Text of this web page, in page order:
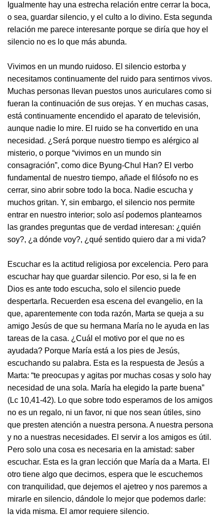
Igualmente hay una estrecha relación entre cerrar la boca,
o sea, guardar silencio, y el culto a lo divino. Esta segunda
relación me parece interesante porque se diría que hoy el
silencio no es lo que más abunda.
Vivimos en un mundo ruidoso. El silencio estorba y
necesitamos continuamente del ruido para sentirnos vivos.
Muchas personas llevan puestos unos auriculares como si
fueran la continuación de sus orejas. Y en muchas casas,
está continuamente encendido el aparato de televisión,
aunque nadie lo mire. El ruido se ha convertido en una
necesidad. ¿Será porque nuestro tiempo es alérgico al
misterio, o porque “vivimos en un mundo sin
consagración”, como dice Byung-Chul Han? El verbo
fundamental de nuestro tiempo, añade el filósofo no es
cerrar, sino abrir sobre todo la boca. Nadie escucha y
muchos gritan. Y, sin embargo, el silencio nos permite
entrar en nuestro interior; solo así podemos plantearnos
las grandes preguntas que de verdad interesan: ¿quién
soy?, ¿a dónde voy?, ¿qué sentido quiero dar a mi vida?
Escuchar es la actitud religiosa por excelencia. Pero para
escuchar hay que guardar silencio. Por eso, si la fe en
Dios es ante todo escucha, solo el silencio puede
despertarla. Recuerden esa escena del evangelio, en la
que, aparentemente con toda razón, Marta se queja a su
amigo Jesús de que su hermana María no le ayuda en las
tareas de la casa. ¿Cuál el motivo por el que no es
ayudada? Porque María está a los pies de Jesús,
escuchando su palabra. Esta es la respuesta de Jesús a
Marta: “te preocupas y agitas por muchas cosas y solo hay
necesidad de una sola. María ha elegido la parte buena”
(Lc 10,41-42). Lo que sobre todo esperamos de los amigos
no es un regalo, ni un favor, ni que nos sean útiles, sino
que presten atención a nuestra persona. A nuestra persona
y no a nuestras necesidades. El servir a los amigos es útil.
Pero solo una cosa es necesaria en la amistad: saber
escuchar. Esta es la gran lección que María da a Marta. El
otro tiene algo que decirnos, espera que le escuchemos
con tranquilidad, que dejemos el ajetreo y nos paremos a
mirarle en silencio, dándole lo mejor que podemos darle:
la vida misma. El amor requiere silencio.